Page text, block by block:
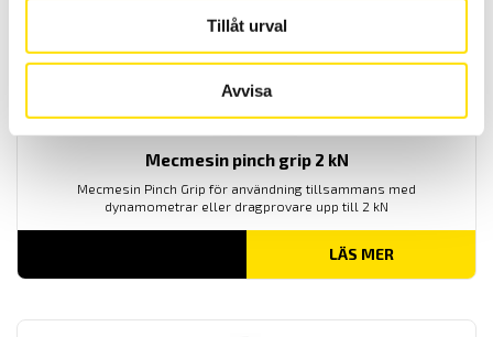
Tillåt urval
Avvisa
Mecmesin pinch grip 2 kN
Mecmesin Pinch Grip för användning tillsammans med
dynamometrar eller dragprovare upp till 2 kN
LÄS MER